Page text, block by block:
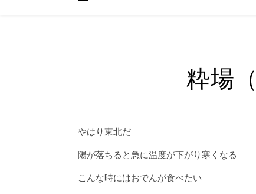
粋場
やはり東北だ
陽が落ちると急に温度が下がり寒くなる
こんな時にはおでんが食べたい